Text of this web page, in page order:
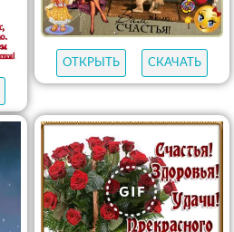
ОТКРЫТЬ СКАЧАТЬ